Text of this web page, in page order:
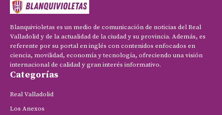
Blanquivioletas es un medio de comunicación de noticias del Real
Valladolid y de la actualidad de la ciudad y su provincia. Además, es
referente por su portal en inglés con contenidos enfocados en
ciencia, movilidad, economía y tecnología, ofreciendo una visión
internacional de calidad y gran interés informativo.
Categorías
Real Valladolid
Los Anexos